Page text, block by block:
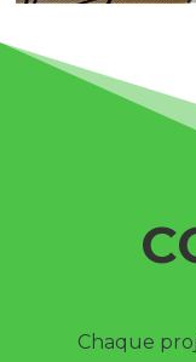
Chaque